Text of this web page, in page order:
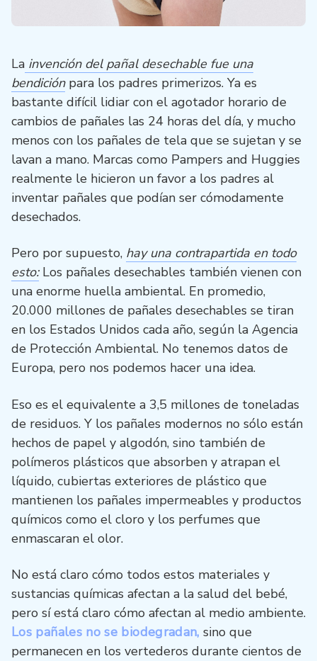
La invención del pañal desechable fue una
bendiciónpara los padres primerizos. Ya es
bastante difícil lidiar con el agotador horario de
cambios de pañales las 24 horas del día, y mucho
menos con los pañales de tela que se sujetan y se
lavan a mano. Marcas como Pampers and Huggies
realmente le hicieron un favor a los padres al
inventar pañales que podían ser cómodamente
desechados.
Pero por supuesto, hay una contrapartida en todo
esto:Los pañales desechables también vienen con
una enorme huella ambiental. En promedio,
20.000 millones de pañales desechables se tiran
en los Estados Unidos cada año, según la Agencia
de Protección Ambiental. No tenemos datos de
Europa, pero nos podemos hacer una idea.
Eso es el equivalente a 3,5 millones de toneladas
de residuos. Y los pañales modernos no sólo están
hechos de papel y algodón, sino también de
polímeros plásticos que absorben y atrapan el
líquido, cubiertas exteriores de plástico que
mantienen los pañales impermeables y productos
químicos como el cloro y los perfumes que
enmascaran el olor.
No está claro cómo todos estos materiales y
sustancias químicas afectan a la salud del bebé,
pero sí está claro cómo afectan al medio ambiente.
Los pañales no se biodegradan, sino que
permanecen en los vertederos durante cientos de